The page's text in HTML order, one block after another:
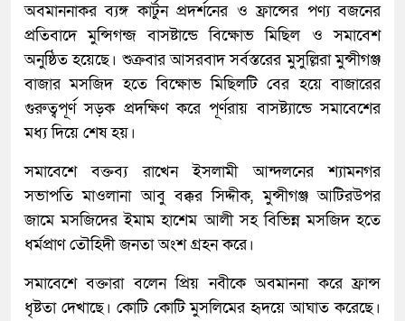
অবমাননাকর ব্যঙ্গ কার্টুন প্রদর্শনের ও ফ্রান্সের পণ্য বজনের
প্রতিবাদে মুন্সিগন্জ বাসষ্টান্ডে বিক্ষোভ মিছিল ও সমাবেশ
অনুষ্ঠিত হয়েছে। শুক্রবার আসরবাদ সর্বস্তরের মুসুল্লিরা মুন্সীগঞ্জ
বাজার মসজিদ হতে বিক্ষোভ মিছিলটি বের হয়ে বাজারের
গুরুত্বপূর্ণ সড়ক প্রদক্ষিণ করে পূর্ণরায় বাসষ্ট্যান্ডে সমাবেশের
মধ্য দিয়ে শেষ হয়।
সমাবেশে বক্তব্য রাখেন ইসলামী আন্দলনের শ্যামনগর
সভাপতি মাওলানা আবু বক্কর সিদ্দীক, মুন্সীগঞ্জ আটিরউপর
জামে মসজিদের ইমাম হাশেম আলী সহ বিভিন্ন মসজিদ হতে
ধর্মপ্রাণ তৌহিদী জনতা অংশ গ্রহন করে।
সমাবেশে বক্তারা বলেন প্রিয় নবীকে অবমাননা করে ফ্রান্স
ধৃষ্টতা দেখাছে। কোটি কোটি মুসলিমের হৃদয়ে আঘাত করেছে।